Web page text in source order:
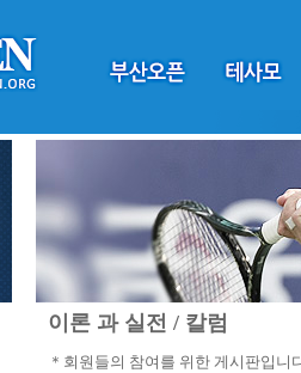
이론 과 실전 / 칼럼
＊회원들의 참여를 위한 게시판입니